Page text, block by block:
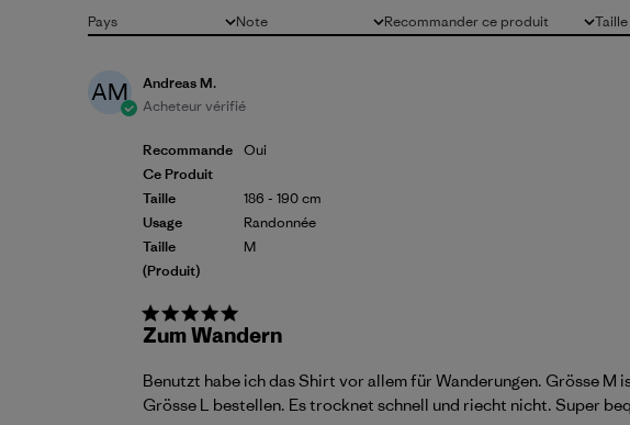
Note
Toutes les évaluations
Pays
Tous Recommander ce produit
Tous Taille
Tous
AM
Andreas M.
Acheteur vérifié
Recommande
Ce Produit
Taille
Usage
Taille
(produit)
Oui
186 - 190 cm
Randonnée
M
Zum Wandern
Benutzt habe ich das Shirt vor allem für Wanderungen. Grösse M
Grösse L bestellen. Es trocknet schnell und riecht nicht. Super